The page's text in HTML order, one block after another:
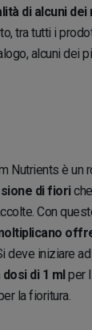
di alcuni dei
tra tutti i
alcuni dei
Nutrients è un
di fiori
Con
deve iniziare
dosi di 1 ml per
la fioritura.